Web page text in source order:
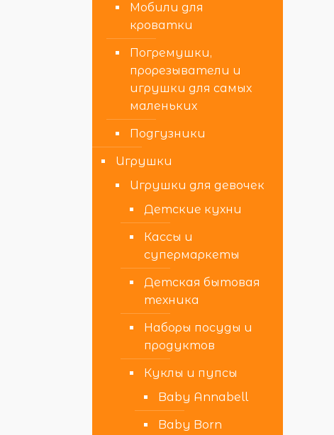
Мобили для
кроватки
Погремушки,
прорезыватели и
игрушки для самых
маленьких
Подгузники
Игрушки
Игрушки для девочек
Детские кухни
Кассы и
супермаркеты
Детская бытовая
техника
Наборы посуды и
продуктов
Куклы и пупсы
Baby Annabell
Baby Born